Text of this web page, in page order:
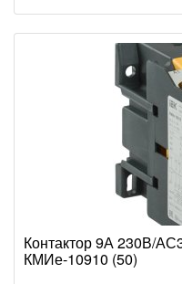
Контактор 9А 230В/
КМИе-10910 (50)